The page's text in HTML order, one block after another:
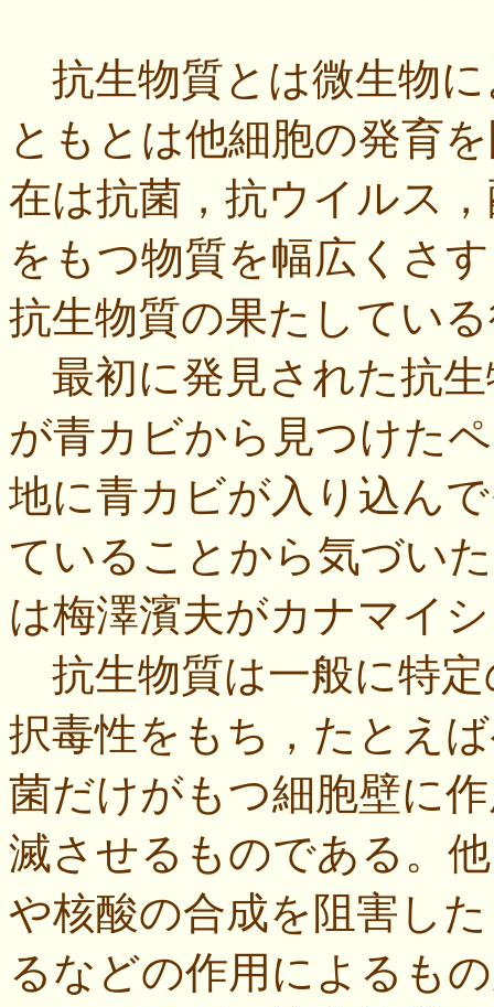
抗生物質とは微生物
ともとは他細胞の発育
在は抗菌，抗ウイルス
をもつ物質を幅広くさ
抗生物質の果たしてい
最初に発見された抗生
が青カビから見つけた
地に青カビが入り込ん
ていることから気づい
は梅澤濱夫がカナマイ
抗生物質は一般に特
択毒性をもち，たとえ
菌だけがもつ細胞壁に
滅させるものである。
や核酸の合成を阻害し
るなどの作用によるも